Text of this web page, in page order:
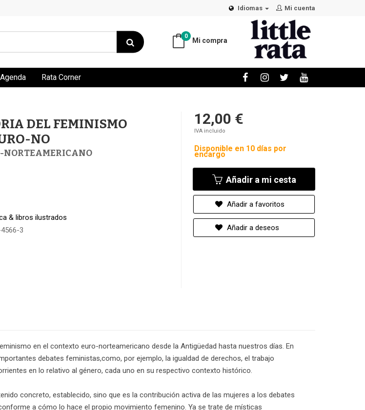
Mi cuenta
Idiomas
Mi compra
0
Agenda Rata Corner
DEL FEMINISMO
NO
NORTEAMERICANO
& libros ilustrados
3
12,00 €
IVA incluido
Disponible en 10 días por
encargo
Añadir a mi cesta
Añadir a favoritos
Añadir a deseos
en el contexto euro-norteamericano desde la Antigüedad hasta nuestros días. En
debates feministas,como, por ejemplo, la igualdad de derechos, el trabajo
en lo relativo al género, cada uno en su respectivo contexto histórico.
concreto, establecido, sino que es la contribución activa de las mujeres a los debates
a cómo lo hace el propio movimiento femenino. Ya se trate de místicas